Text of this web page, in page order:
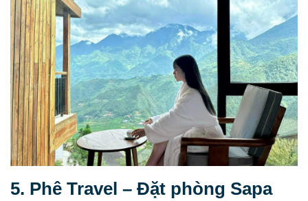
5. Phê Travel – Đặt phòng Sapa